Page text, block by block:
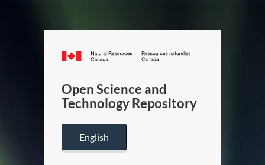
Canada.ca
/
Canada
Open Science and
Technology Repository
English